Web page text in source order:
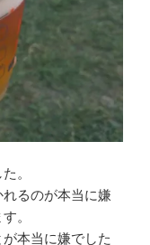
。
るのが本当に嫌
。
本当に嫌でした